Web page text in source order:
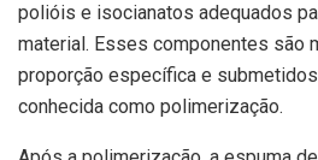
polióis e isocianatos adequados
material. Esses componentes são
proporção específica e
conhecida como polimerização.